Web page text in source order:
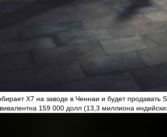
X7 на заводе в Ченнаи и будет
159 000 долл (13,3 миллиона